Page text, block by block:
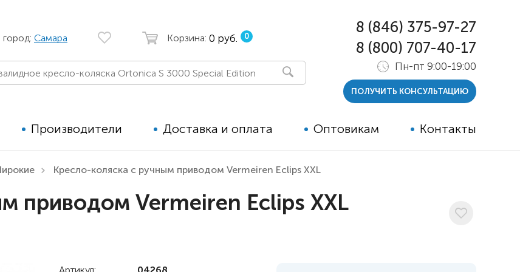
Самара Корзина: 0 руб. 0
Коляски для детей с ДЦП
Детские вертикализаторы
Тренажёры
Производители Доставка и оплата Оптовикам Контакты
8 (846) 375-97-27
8 (800) 707-40-17
Пн-пт 9:00-19:00
ПОЛУЧИТЬ КОНСУЛЬТАЦИЮ
Кресло-коляска с ручным приводом Vermeiren Eclips XXL
приводом Vermeiren Eclips XXL